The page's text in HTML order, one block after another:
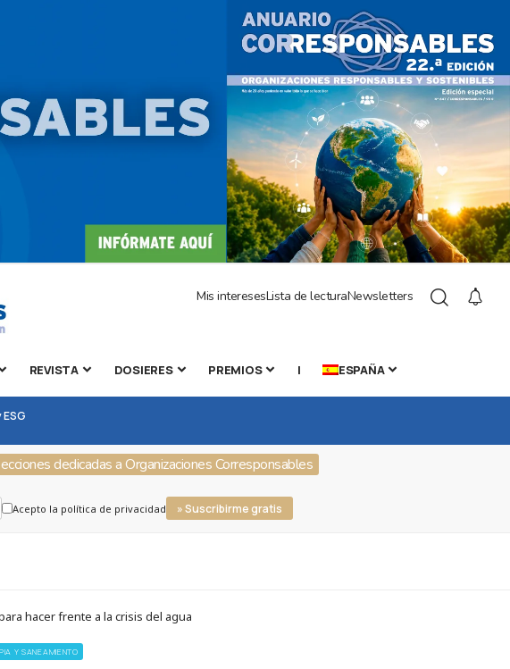
Mis interesesLista de lecturaNewsletters
REVISTA DOSIERES PREMIOS | ESPAÑA
dedicadas a Organizaciones Corresponsables
Acepto la política de privacidad » Suscribirme gratis
hacer frente a la crisis del agua
Y SANEAMIENTO